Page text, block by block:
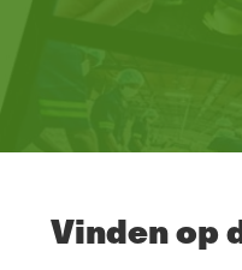
Vinden op